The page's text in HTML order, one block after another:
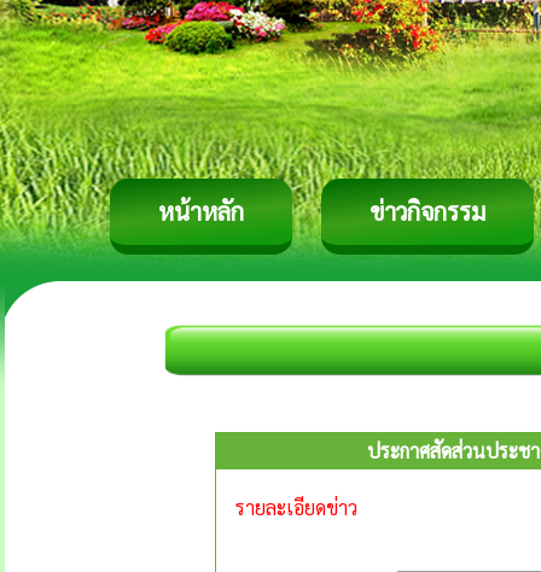
หน้าหลัก ข่าวกิจกรรม
ประกาศสัดส่วนประ
รายละเอียดข่าว